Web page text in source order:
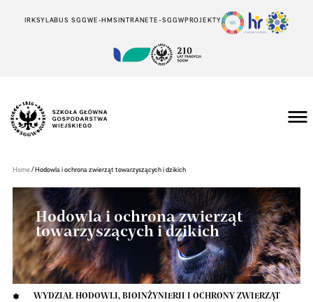
IRKSYLABUS SGGWE-HMSINTRANETE-SGGWPROJEKTY
Wiejskiego
Warszawie
Home/Hodowla i ochrona zwierząt towarzyszących i dzikich
Hodowla i ochrona zwierząt
towarzyszących i dzikich
WYDZIAŁ HODOWLI, BIOINŻYNIERII I OCHRONY ZWIERZĄT